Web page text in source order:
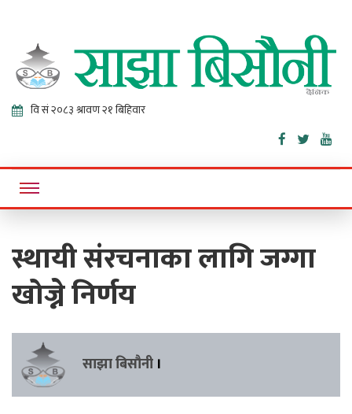
Sajha
Bisaunee
Online News Portal
स्थायी संरचनाका लागि जग्गा
खोज्ने निर्णय
साझा बिसौनी ।